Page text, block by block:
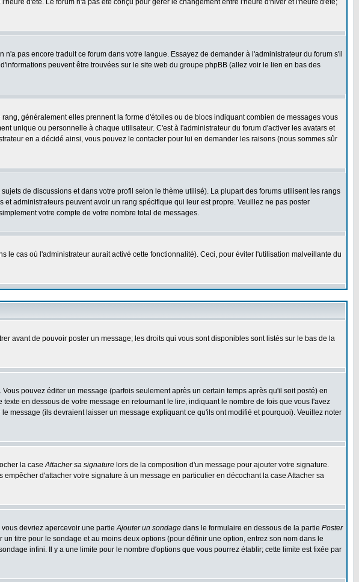
d'été. Le forum n'a pas été conçu pour gérer le changement entre l'heure d'hiver et l'heure d'été;
pas encore traduit ce forum dans votre langue. Essayez de demander à l'administrateur du forum s'il
peuvent être trouvées sur le site web du groupe phpBB (allez voir le lien en bas des
généralement elles prennent la forme d'étoiles ou de blocs indiquant combien de messages vous
unique ou personnelle à chaque utilisateur. C'est à l'administrateur du forum d'activer les avatars et
en a décidé ainsi, vous pouvez le contacter pour lui en demander les raisons (nous sommes sûr
de discussions et dans votre profil selon le thème utilisé). La plupart des forums utilisent les rangs
administrateurs peuvent avoir un rang spécifique qui leur est propre. Veuillez ne pas poster
votre compte de votre nombre total de messages.
cas où l'administrateur aurait activé cette fonctionnalité). Ceci, pour éviter l'utilisation malveillante du
avant de pouvoir poster un message; les droits qui vous sont disponibles sont listés sur le bas de la
pouvez éditer un message (parfois seulement après un certain temps après qu'il soit posté) en
en dessous de votre message en retournant le lire, indiquant le nombre de fois que vous l'avez
message (ils devraient laisser un message expliquant ce qu'ils ont modifié et pourquoi). Veuillez noter
la caseAttacher sa signature lors de la composition d'un message pour ajouter votre signature.
d'attacher votre signature à un message en particulier en décochant la case Attacher sa
vous devriez apercevoir une partieAjouter un sondage dans le formulaire en dessous de la partie Poster
titre pour le sondage et au moins deux options (pour définir une option, entrez son nom dans le
infini. Il y a une limite pour le nombre d'options que vous pourrez établir; cette limite est fixée par